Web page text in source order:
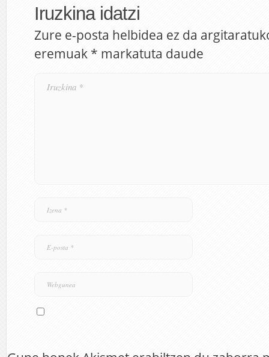
Iruzkina idatzi
Zure e-posta helbidea ez da
eremuak * markatuta daude